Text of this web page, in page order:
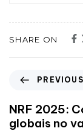
SHARE ON
NRF 2025:
globais no